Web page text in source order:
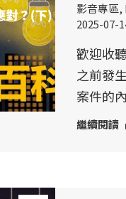
影音專區,
2025-07-
歡迎收
之前發
案件的
繼續閱讀